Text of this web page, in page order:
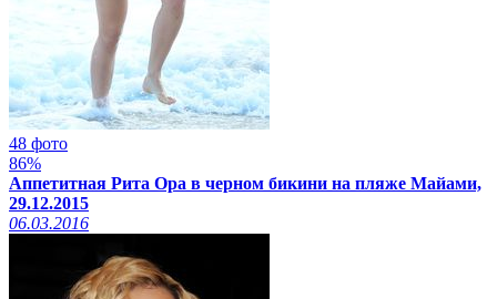
48 фото
86%
Аппетитная Рита Ора в черном бикини на пляже Майами,
29.12.2015
06.03.2016